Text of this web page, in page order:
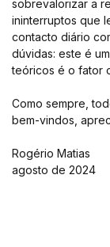
sobrevalorizar a
ininterruptos que
contacto diário
dúvidas: este é
teóricos é o fator
Como sempre,
bem-vindos,
Rogério Matias
agosto de 2024